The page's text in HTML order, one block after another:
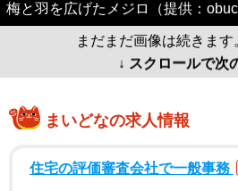
梅と羽を広げたメジロ（提供：
まだまだ画像は続きます
↓ スクロールで次
まいどなの求人情報
住宅の評価審査会社で一般事務